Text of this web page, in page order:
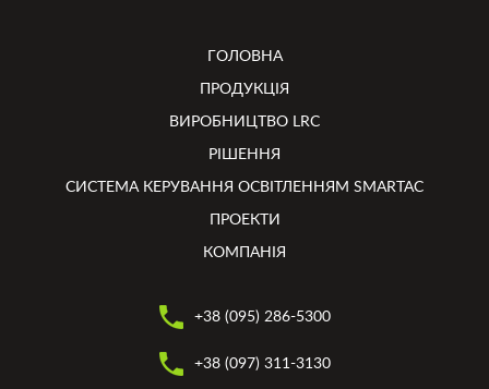
ГОЛОВНА
ПРОДУКЦІЯ
ВИРОБНИЦТВО LRC
РІШЕННЯ
СИСТЕМА КЕРУВАННЯ ОСВІТЛЕННЯМ SMARTAC
ПРОЕКТИ
КОМПАНІЯ
+38 (095) 286-5300
+38 (097) 311-3130